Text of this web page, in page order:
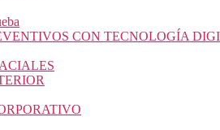
CON TECNOLOGÍA